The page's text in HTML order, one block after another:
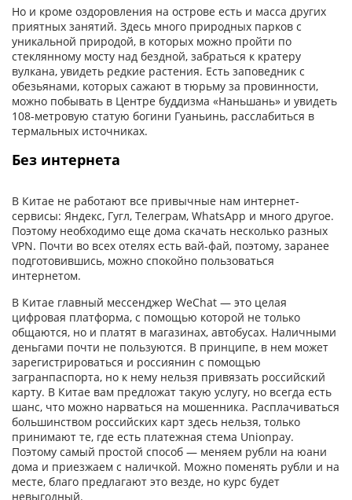
Но и кроме оздоровления на острове есть и масса других
приятных занятий. Здесь много природных парков с
уникальной природой, в которых можно пройти по
стеклянному мосту над бездной, забраться к кратеру
вулкана, увидеть редкие растения. Есть заповедник с
обезьянами, которых сажают в тюрьму за провинности,
можно побывать в Центре буддизма «Наньшань» и увидеть
108-метровую статую богини Гуаньинь, расслабиться в
термальных источниках.
Без интернета
В Китае не работают все привычные нам интернет-
сервисы: Яндекс, Гугл, Телеграм, WhatsApp и много другое.
Поэтому необходимо еще дома скачать несколько разных
VPN. Почти во всех отелях есть вай-фай, поэтому, заранее
подготовившись, можно спокойно пользоваться
интернетом.
В Китае главный мессенджер WeChat — это целая
цифровая платформа, с помощью которой не только
общаются, но и платят в магазинах, автобусах. Наличными
деньгами почти не пользуются. В принципе, в нем может
зарегистрироваться и россиянин с помощью
загранпаспорта, но к нему нельзя привязать российский
карту. В Китае вам предложат такую услугу, но всегда есть
шанс, что можно нарваться на мошенника. Расплачиваться
большинством российских карт здесь нельзя, только
принимают те, где есть платежная стема Unionpay.
Поэтому самый простой способ — меняем рубли на юани
дома и приезжаем с наличкой. Можно поменять рубли и на
месте, благо предлагают это везде, но курс будет
невыгодный.